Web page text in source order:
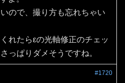
ので、撮り方も忘れちゃい
れたらεの光軸修正のチェッ
っぱりダメそうですね。
#1720